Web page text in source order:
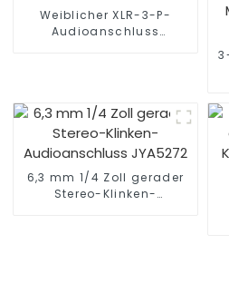
Weiblicher XLR-3-P-
Audioanschluss
6,3 mm 1/4 Zoll gerader
Stereo-Klinken-